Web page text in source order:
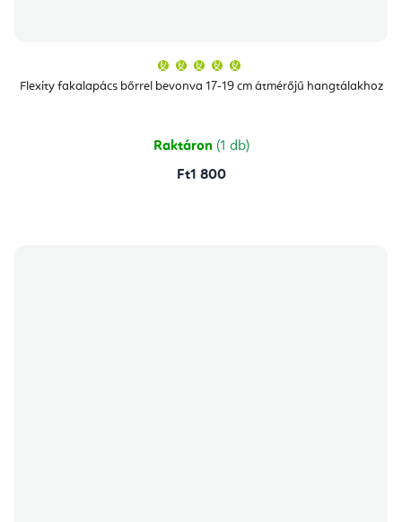
Flexity fakalapács bőrrel bevonva 17-19 cm átmérőjű hangtálakhoz
átlagos
értékelése
csillag.
Raktáron (1 db)
Ft1 800